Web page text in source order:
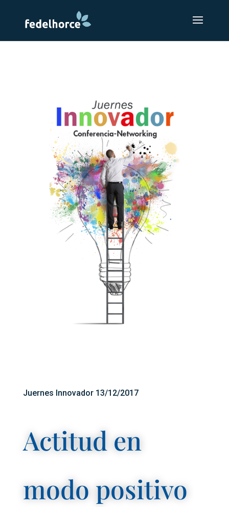
Juernes Innovador 13/12/2017
Actitud en
modo positivo